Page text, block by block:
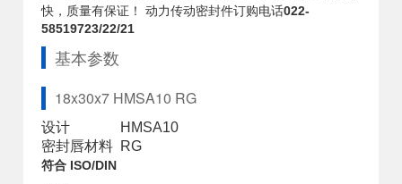
快，质量有保证！ 动力传动密封件订购电话022-
58519723/22/21
基本参数
18x30x7 HMSA10 RG
设计
HMSA10
密封唇材料 RG
符合 ISO/DIN